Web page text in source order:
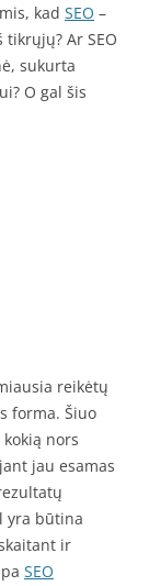
kad SEO –
Ar SEO
sukurta
O gal šis
reikėtų
forma. Šiuo
nors
jau esamas
yra būtina
ir
SEO